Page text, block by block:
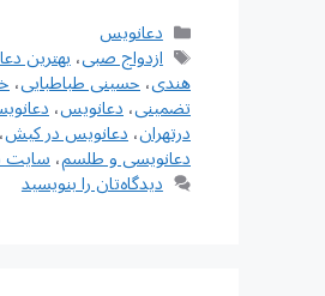
دسته‌ها
دعانویس
برچسب‌ها
ازدواج صبی،بهترین
هندی،حسینی طباطبایی،
تضمینی،دعانويس،
درتهران،دعانویس در کیش،
دعانویسی و طلسم،سایت
دیدگاه‌تان را بنویسید